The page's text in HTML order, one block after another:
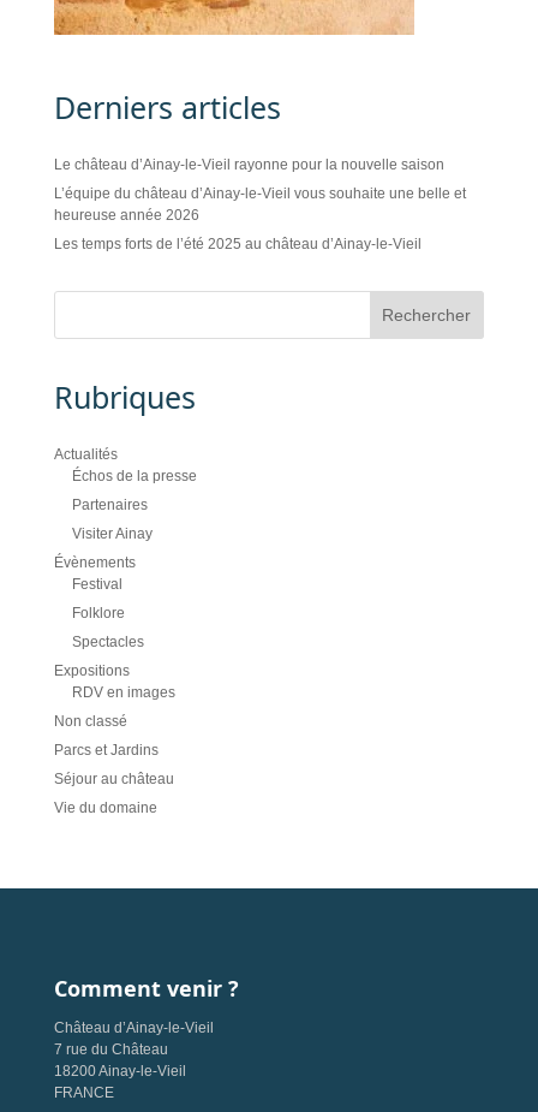
Derniers articles
Le château d’Ainay-le-Vieil rayonne pour la nouvelle saison
L’équipe du château d’Ainay-le-Vieil vous souhaite une belle et
heureuse année 2026
Les temps forts de l’été 2025 au château d’Ainay-le-Vieil
Rubriques
Actualités
Échos de la presse
Partenaires
Visiter Ainay
Évènements
Festival
Folklore
Spectacles
Expositions
RDV en images
Non classé
Parcs et Jardins
Séjour au château
Vie du domaine
Comment venir ?
Château d’Ainay-le-Vieil
7 rue du Château
18200 Ainay-le-Vieil
FRANCE